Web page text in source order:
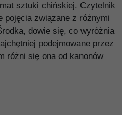
sztuki chińskiej. Czytelnik
pojęcia związane z różnymi
dowie się, co wyróżnia
podejmowane przez
różni się ona od kanonów